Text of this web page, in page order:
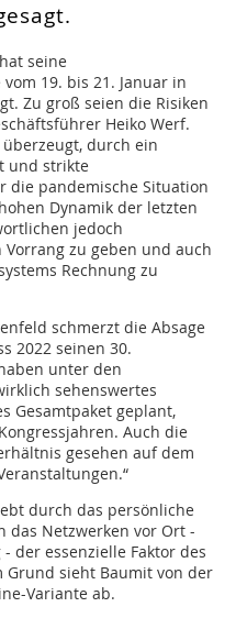
hat seine
19. bis 21. Januar in
Zu groß seien die Risiken
Heiko Werf.
durch ein
und strikte
die pandemische Situation
Dynamik der letzten
jedoch
zu geben und auch
Rechnung zu
schmerzt die Absage
2022 seinen 30.
unter den
sehenswertes
Gesamtpaket geplant,
Auch die
gesehen auf dem
durch das persönliche
das Netzwerken vor Ort -
der essenzielle Faktor des
Grund sieht Baumit von der
Variante ab.